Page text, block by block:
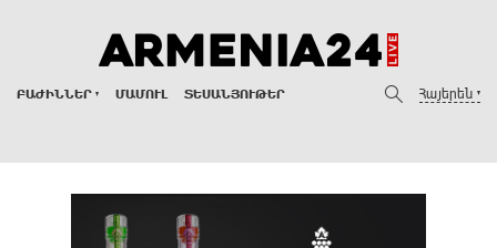
ԲԱԺԻՆՆԵՐ ՄԱՄՈՒԼ ՏԵՍԱՆՅՈՒԹԵՐ Հայերեն